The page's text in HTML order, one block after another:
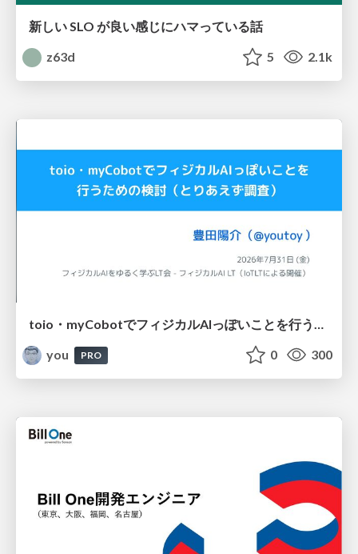
新しい SLO が良い感じにハマっている話
z63d
5 2.1k
toio・myCobotでフィジカルAIっぽいことを行うための検討（とりあえず調査） / フィジカルAI LT（IoTLTによる開催）
you
PRO 0 300